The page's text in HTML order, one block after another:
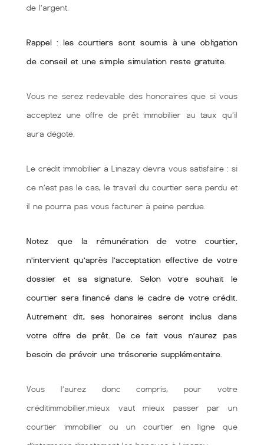
de l’argent.
Rappel : les courtiers sont soumis à une obligation
de conseil et une simple simulation reste gratuite.
Vous ne serez redevable des honoraires que si vous
acceptez une offre de prêt immobilier au taux qu'il
aura dégoté.
Le crédit immobilier à Linazay devra vous satisfaire : si
ce n’est pas le cas, le travail du courtier sera perdu et
il ne pourra pas vous facturer à peine perdue.
Notez que la rémunération de votre courtier,
n’intervient qu’après l’acceptation effective de votre
dossier et sa signature. Selon votre souhait le
courtier sera financé dans le cadre de votre crédit.
Autrement dit, ses honoraires seront inclus dans
votre offre de prêt. De ce fait vous n’aurez pas
besoin de prévoir une trésorerie supplémentaire.
Vous l’aurez donc compris, pour votre
créditimmobilier,mieux vaut mieux passer par un
courtier immobilier ou un courtier en ligne que